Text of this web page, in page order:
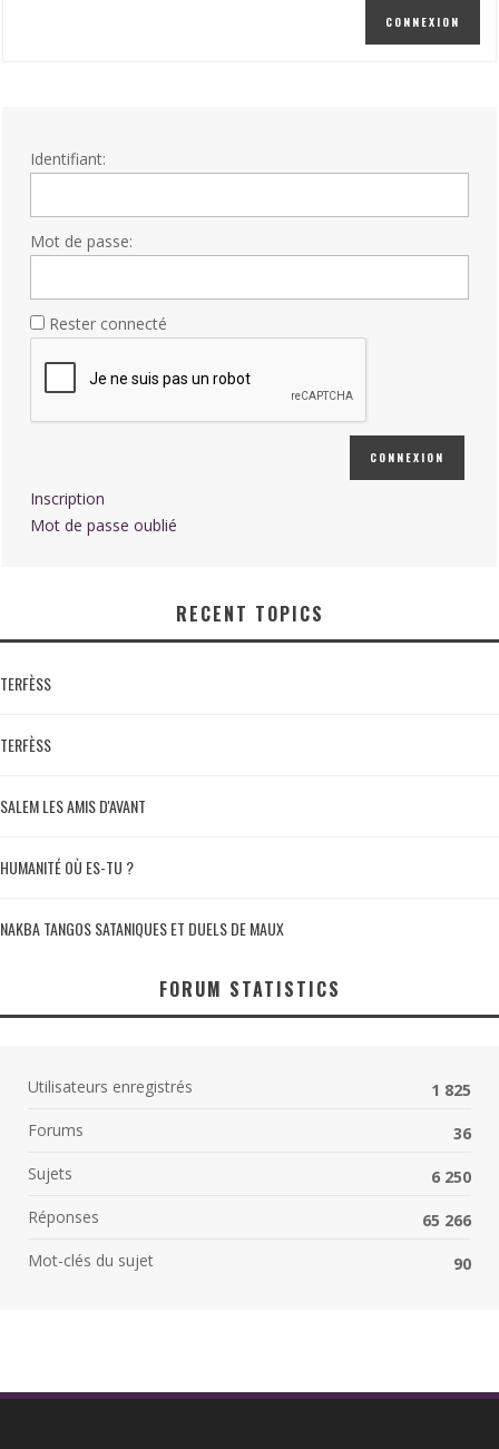
CONNEXION
Identifiant:
Mot de passe:
Rester connecté
CONNEXION
Inscription
Mot de passe oublié
RECENT TOPICS
TERFÈSS
TERFÈSS
SALEM LES AMIS D'AVANT
HUMANITÉ OÙ ES-TU ?
NAKBA TANGOS SATANIQUES ET DUELS DE MAUX
FORUM STATISTICS
Utilisateurs enregistrés
1 825
Forums
36
Sujets
6 250
Réponses
65 266
Mot-clés du sujet
90